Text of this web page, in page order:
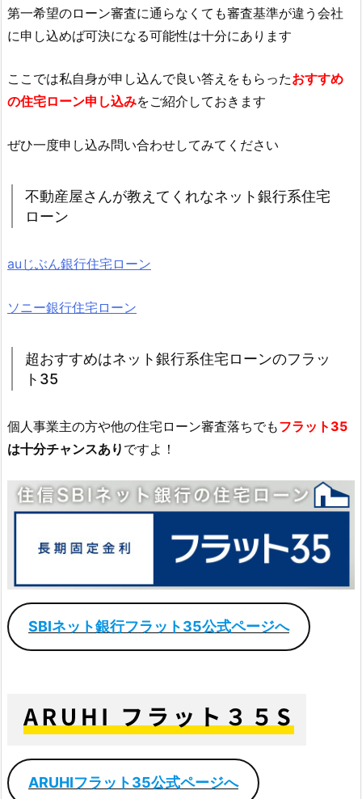
第一希望のローン審査に通らなくても審査基準が違う会社
に申し込めば可決になる可能性は十分にあります
ここでは私自身が申し込んで良い答えをもらったおすすめ
の住宅ローン申し込みをご紹介しておきます
ぜひ一度申し込み問い合わせしてみてください
不動産屋さんが教えてくれなネット銀行系住宅
ローン
auじぶん銀行住宅ローン
ソニー銀行住宅ローン
超おすすめはネット銀行系住宅ローンのフラッ
ト35
個人事業主の方や他の住宅ローン審査落ちでもフラット35
は十分チャンスあり ですよ！
SBIネット銀行フラット35公式ページへ
ARUHIフラット35公式ページへ